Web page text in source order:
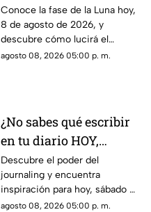
etapa lunar estará esta
noche?
Conoce la fase de la Luna hoy,
8 de agosto de 2026, y
descubre cómo lucirá el
satélite natural durante esta
agosto 08, 2026 05:00 p. m.
¿No sabes qué escribir
en tu diario HOY,
sábado 8 de junio de
2026? Usa este journal
prompt
Descubre el poder del
journaling y encuentra
inspiración para hoy, sábado 8
de junio de 2026. Un prompt
agosto 08, 2026 05:00 p. m.